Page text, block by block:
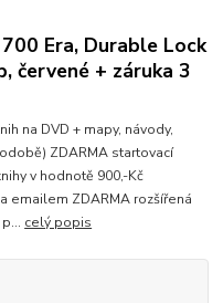
Era, Durable Lock
červené + záruka 3
na DVD + mapy, návody,
ZDARMA startovací
v hodnotě 900,-Kč
emailem ZDARMA rozšířená
celý popis